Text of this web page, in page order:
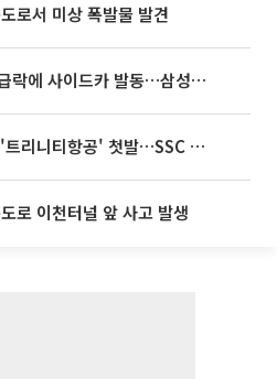
로서 미상 폭발물 발견
코스피, 장중 5%대 급락에 사이드카 발동…삼성·SK 동반 폭락
티웨이항공, 새 이름 '트리니티항공' 첫발…SSC 전략 본격화
로 이천터널 앞 사고 발생